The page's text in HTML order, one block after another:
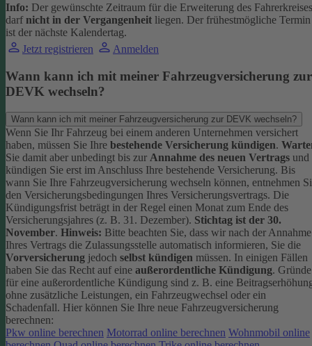
Info: Der gewünschte Zeitraum für die Erweiterung des Fahrerkreises
darf nicht in der Vergangenheit liegen. Der frühestmögliche Termin
ist der nächste Kalendertag.
Jetzt registrieren
Anmelden
Wann kann ich mit meiner Fahrzeugversicherung zur
DEVK wechseln?
Wann kann ich mit meiner Fahrzeugversicherung zur DEVK wechseln?
Wenn Sie Ihr Fahrzeug bei einem anderen Unternehmen versichert
haben, müssen Sie Ihre bestehende Versicherung kündigen.
Sie damit aber unbedingt bis zur Annahme des neuen Vertrags und
kündigen Sie erst im Anschluss Ihre bestehende Versicherung. Bis
wann Sie Ihre Fahrzeugversicherung wechseln können, entnehmen
den Versicherungsbedingungen Ihres Versicherungsvertrags. Die
Kündigungsfrist beträgt in der Regel einen Monat zum Ende des
Versicherungsjahres (z. B. 31. Dezember). Stichtag ist der 30.
November. Hinweis: Bitte beachten Sie, dass wir nach der Annahme
Ihres Vertrags die Zulassungsstelle automatisch informieren, Sie die
Vorversicherung jedoch selbst kündigen müssen. In einigen Fällen
haben Sie das Recht auf eine außerordentliche Kündigung. Gründe
für eine außerordentliche Kündigung sind z. B. eine
ohne zusätzliche Leistungen, ein Fahrzeugwechsel oder ein
Schadenfall. Hier können Sie Ihre neue Fahrzeugversicherung
berechnen:
Pkw online berechnen Motorrad online berechnen Wohnmobil online